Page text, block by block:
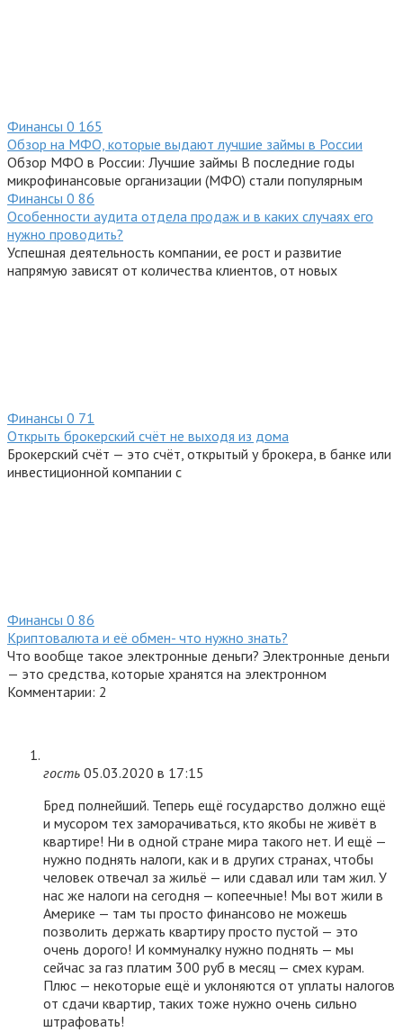
Финансы 0 165
Обзор на МФО, которые выдают лучшие займы в России
Обзор МФО в России: Лучшие займы В последние годы
микрофинансовые организации (МФО) стали популярным
Финансы 0 86
Особенности аудита отдела продаж и в каких случаях его
нужно проводить?
Успешная деятельность компании, ее рост и развитие
напрямую зависят от количества клиентов, от новых
Финансы 0 71
Открыть брокерский счёт не выходя из дома
Брокерский счёт — это счёт, открытый у брокера, в банке или
инвестиционной компании с
Финансы 0 86
Криптовалюта и её обмен- что нужно знать?
Что вообще такое электронные деньги? Электронные деньги
— это средства, которые хранятся на электронном
Комментарии: 2
гость 05.03.2020 в 17:15
Бред полнейший. Теперь ещё государство должно ещё
и мусором тех заморачиваться, кто якобы не живёт в
квартире! Ни в одной стране мира такого нет. И ещё —
нужно поднять налоги, как и в других странах, чтобы
человек отвечал за жильё — или сдавал или там жил. У
нас же налоги на сегодня — копеечные! Мы вот жили в
Америке — там ты просто финансово не можешь
позволить держать квартиру просто пустой — это
очень дорого! И коммуналку нужно поднять — мы
сейчас за газ платим 300 руб в месяц — смех курам.
Плюс — некоторые ещё и уклоняются от уплаты налогов
от сдачи квартир, таких тоже нужно очень сильно
штрафовать!